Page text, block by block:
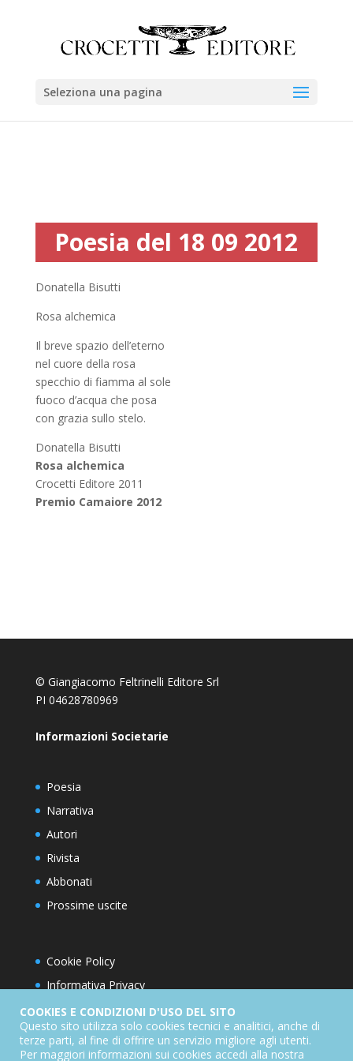
Seleziona una pagina
Poesia del 18 09 2012
Donatella Bisutti
Rosa alchemica
Il breve spazio dell’eterno
nel cuore della rosa
specchio di fiamma al sole
fuoco d’acqua che posa
con grazia sullo stelo.
Donatella Bisutti
Rosa alchemica
Crocetti Editore 2011
Premio Camaiore 2012
© Giangiacomo Feltrinelli Editore Srl
PI 04628780969
Informazioni Societarie
Poesia
Narrativa
Autori
Rivista
Abbonati
Prossime uscite
Cookie Policy
Informativa Privacy
Condizioni d’utilizzo del sito
Condizioni generali di abbonamento
Informativa sul diritto di recesso
COOKIES E CONDIZIONI D'USO DEL SITO
Questo sito utilizza solo cookies tecnici e analitici, anche di
terze parti, al fine di offrire un servizio migliore agli utenti.
Per maggiori informazioni sui cookies accedi alla nostra